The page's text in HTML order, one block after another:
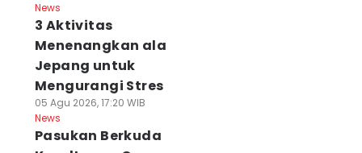
News
3 Aktivitas
Menenangkan ala
Jepang untuk
Mengurangi Stres
05 Agu 2026, 17:20 WIB
News
Pasukan Berkuda